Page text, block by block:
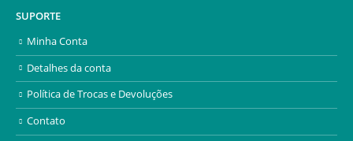
SUPORTE
Minha Conta
Detalhes da conta
Política de Trocas e Devoluções
Contato